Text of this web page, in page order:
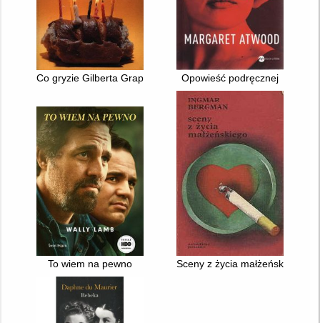
Co gryzie Gilberta Grape'a Opowieść podręcznej
To wiem na pewno Sceny z życia małżeńskiego